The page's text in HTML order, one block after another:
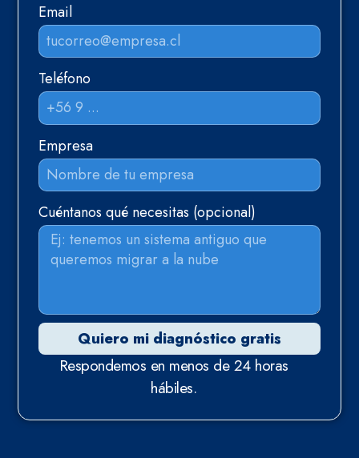
Email
Teléfono
Empresa
Cuéntanos qué necesitas (opcional)
Quiero mi diagnóstico gratis
Respondemos en menos de 24 horas
hábiles.